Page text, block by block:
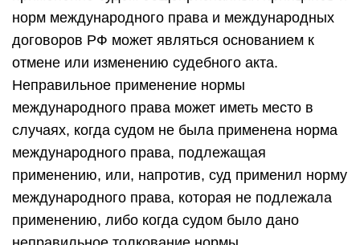
норм международного права и международных
договоров РФ может являться основанием к
отмене или изменению судебного акта.
Неправильное применение нормы
международного права может иметь место в
случаях, когда судом не была применена норма
международного права, подлежащая
применению, или, напротив, суд применил норму
международного права, которая не подлежала
применению, либо когда судом было дано